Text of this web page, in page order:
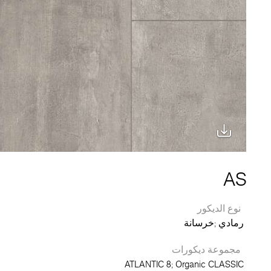
AS
نوع الديكور
رمادي خرسانة
مجموعة ديكورات
Organic CLASSIC
ATLANTIC 8